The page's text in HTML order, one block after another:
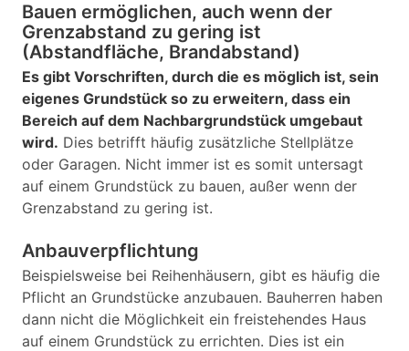
Bauen ermöglichen, auch wenn der
Grenzabstand zu gering ist
(Abstandfläche, Brandabstand)
Es gibt Vorschriften, durch die es möglich ist, sein
eigenes Grundstück so zu erweitern, dass ein
Bereich auf dem Nachbargrundstück umgebaut
wird. Dies betrifft häufig zusätzliche Stellplätze
oder Garagen. Nicht immer ist es somit untersagt
auf einem Grundstück zu bauen, außer wenn der
Grenzabstand zu gering ist.
Anbauverpflichtung
Beispielsweise bei Reihenhäusern, gibt es häufig die
Pflicht an Grundstücke anzubauen. Bauherren haben
dann nicht die Möglichkeit ein freistehendes Haus
auf einem Grundstück zu errichten. Dies ist ein